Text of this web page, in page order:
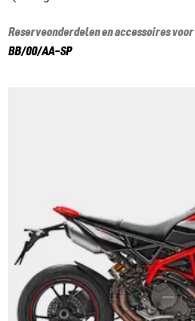
Reserveonderdelen en accessoires voor
BB/00/AA-SP